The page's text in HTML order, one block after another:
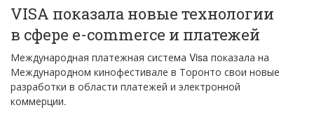
VISA показала новые технологии
в сфере e-commerce и платежей
Международная платежная система Visa показала на
Международном кинофестивале в Торонто свои новые
разработки в области платежей и электронной
коммерции.